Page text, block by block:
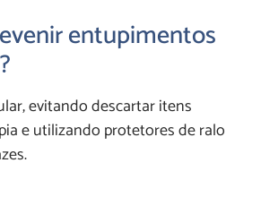
entupimentos
evitando descartar itens
e utilizando protetores de ralo